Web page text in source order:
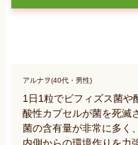
アルナヲ(40代・男性)
1日1粒でビフィズス菌や
酸性カプセルが菌を死滅
菌の含有量が非常に多く